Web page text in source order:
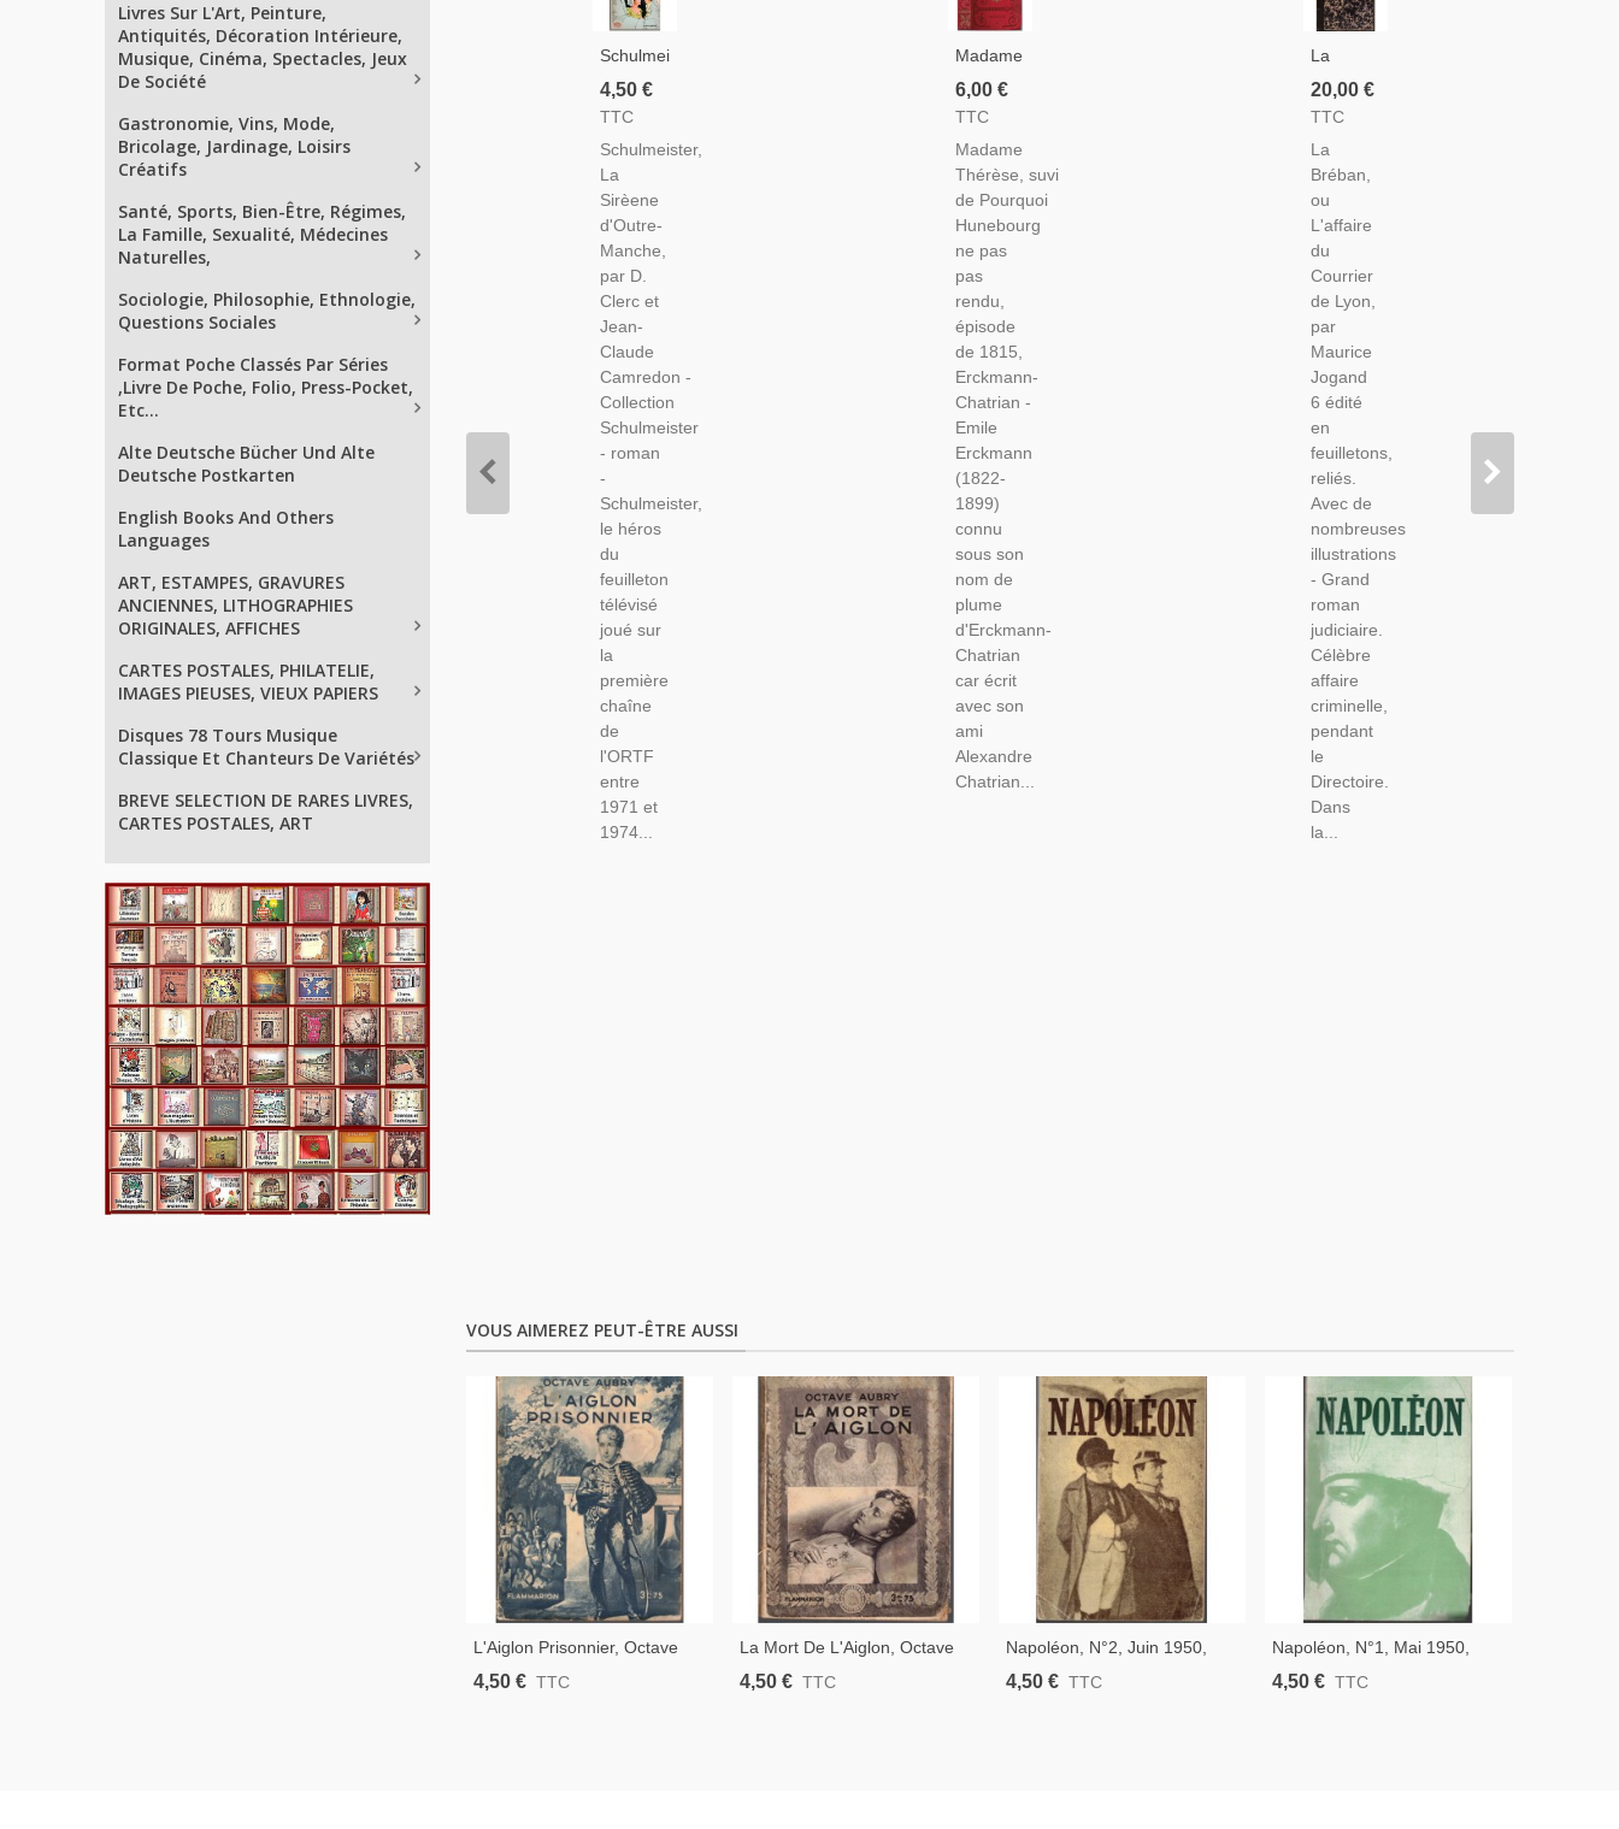
Livres Sur L'Art, Peinture,
Antiquités, Décoration Intérieure,
Musique, Cinéma, Spectacles, Jeux
De Société
Gastronomie, Vins, Mode,
Bricolage, Jardinage, Loisirs
Créatifs
Santé, Sports, Bien-Être, Régimes,
La Famille, Sexualité, Médecines
Naturelles,
Sociologie, Philosophie, Ethnologie,
Questions Sociales
Format Poche Classés Par Séries
,Livre De Poche, Folio, Press-Pocket,
Etc...
Alte Deutsche Bücher Und Alte
Deutsche Postkarten
English Books And Others
Languages
ART, ESTAMPES, GRAVURES
ANCIENNES, LITHOGRAPHIES
ORIGINALES, AFFICHES
CARTES POSTALES, PHILATELIE,
IMAGES PIEUSES, VIEUX PAPIERS
Disques 78 Tours Musique
Classique Et Chanteurs De Variétés
BREVE SELECTION DE RARES LIVRES,
CARTES POSTALES, ART
Schulmeister,
La
Sirène
Manche,
D. Clerc
Et JC
Camredon,
1971 -
Agent
Secret
De
Napoléon
Ier,
Feuilleton
Télévisé
4,50 €
TTC
Schulmeister,
La
Sirèene
d'Outre-
Manche,
par D.
Clerc et
Jean-
Claude
Camredon -
Collection
Schulmeister
- roman
-
Schulmeister,
le héros
du
feuilleton
télévisé
joué sur
la
première
chaîne
de
l'ORTF
entre
1971 et
1974...
Madame
Thérèse,
Pourquoi
Ne Fut
Pas
Rendu,
Erckmann-
Chatrian
1925 -
Armée
Du Rhin,
Guerre
1793,
Alsace
6,00 €
TTC
Madame
Thérèse, suvi
de Pourquoi
Hunebourg
ne pas
pas
rendu,
épisode
de 1815,
Erckmann-
Chatrian -
Emile
Erckmann
(1822-
1899)
connu
sous son
nom de
plume
d'Erckmann-
Chatrian
car écrit
avec son
ami
Alexandre
Chatrian...
La
Bréban
Ou
Du
Courrier
De Lyon,
Maurice
Jogand
1885, 7
Vol.-
Affaire
Criminelle,
Directoire,
Romans
Populaires
20,00 €
TTC
La
Bréban,
ou
L'affaire
du
Courrier
de Lyon,
par
Maurice
Jogand
6 édité
en
feuilletons,
reliés.
Avec de
nombreuses
illustrations
- Grand
roman
judiciaire.
Célèbre
affaire
criminelle,
pendant
le
Directoire.
Dans
la...
VOUS AIMEREZ PEUT-ÊTRE AUSSI
L'Aiglon Prisonnier, Octave
Aubry, 1935 - Biographies,
4,50 € TTC
La Mort De L'Aiglon, Octave
Aubry, 1936 - Biographies Fils
4,50 € TTC
Napoléon, N°2, Juin 1950,
Georges Dusserre, Revue
4,50 € TTC
Napoléon, N°1, Mai 1950,
Georges Dusserre, Revue
4,50 € TTC